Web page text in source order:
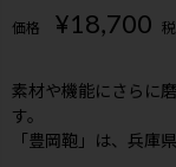
価格 ¥18,700
素材や機能にさらに
す。
「豊岡鞄」は、兵庫